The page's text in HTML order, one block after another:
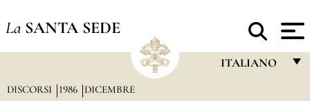
La SANTA SEDE
ITALIANO
DISCORSI 1986 DICEMBRE